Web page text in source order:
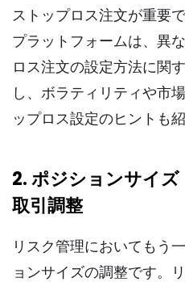
ストップロス注文が重要
プラットフォームは、異
ロス注文の設定方法に関
し、ボラティリティや市
ップロス設定のヒントも
2. ポジションサイ
取引調整
リスク管理においてもう
ョンサイズの調整です。